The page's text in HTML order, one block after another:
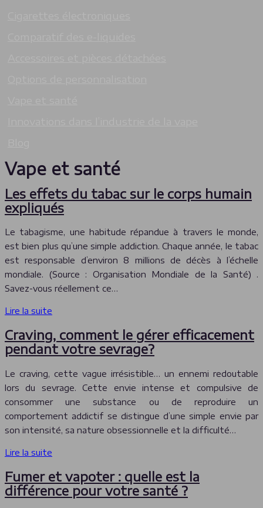
Vape et santé
Les effets du tabac sur le corps humain
expliqués
Le tabagisme, une habitude répandue à travers le monde,
est bien plus qu’une simple addiction. Chaque année, le tabac
est responsable d’environ 8 millions de décès à l’échelle
mondiale. (Source : Organisation Mondiale de la Santé) .
Savez-vous réellement ce…
Lire la suite
Craving, comment le gérer efficacement
pendant votre sevrage?
Le craving, cette vague irrésistible… un ennemi redoutable
lors du sevrage. Cette envie intense et compulsive de
consommer une substance ou de reproduire un
comportement addictif se distingue d’une simple envie par
son intensité, sa nature obsessionnelle et la difficulté…
Lire la suite
Fumer et vapoter : quelle est la
différence pour votre santé ?